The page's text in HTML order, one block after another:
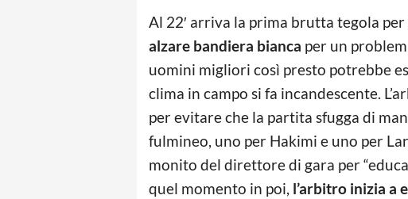
Al 22′ arriva la prima brutta tegola
alzare bandiera bianca per un
uomini migliori così presto potrebbe
clima in campo si fa incandescente.
per evitare che la partita sfugga di
fulmineo, uno per Hakimi e uno per
monito del direttore di gara per
quel momento in poi, l’arbitro inizia a